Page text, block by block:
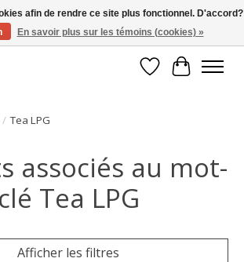
250 – livrée avec soin et fiabilité
Liste dePanier
/ Tea LPG
associés au mot-
clé Tea LPG
Afficher les filtres
afin de rendre ce site plus fonctionnel. D'accord?
En savoir plus sur les témoins (cookies) »